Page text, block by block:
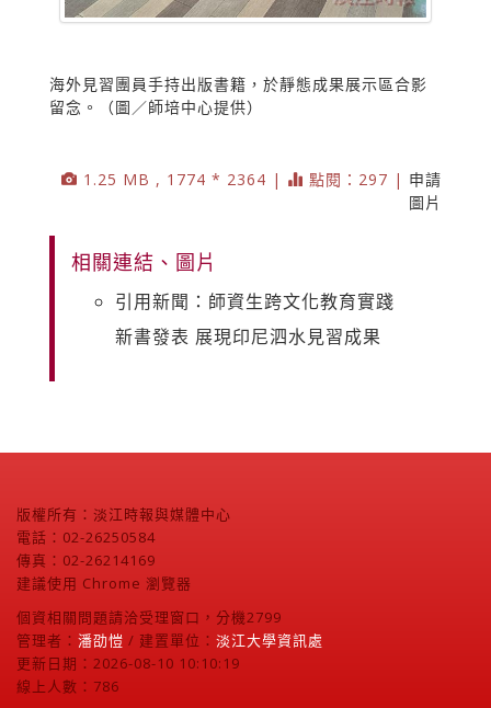
海外見習團員手持出版書籍，於靜態成果展示區合影
留念。（圖／師培中心提供）
1.25 MB , 1774 * 2364 | 點閱：297 | 申請
圖片
相關連結、圖片
引用新聞：師資生跨文化教育實踐
新書發表 展現印尼泗水見習成果
版權所有：淡江時報與媒體中心
電話：02-26250584
傳真：02-26214169
建議使用 Chrome 瀏覽器
個資相關問題請洽受理窗口，分機2799
管理者： 潘劭愷 / 建置單位： 淡江大學資訊處
更新日期：2026-08-10 10:10:19
線上人數：786